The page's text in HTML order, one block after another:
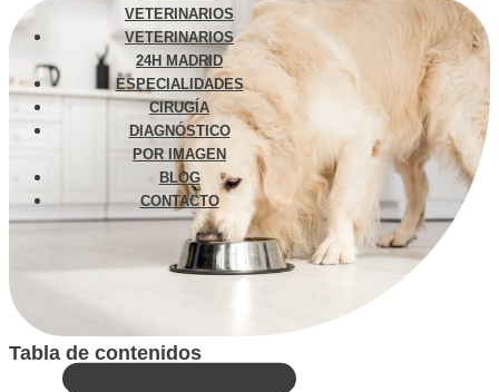
VETERINARIOS
VETERINARIOS
24H MADRID
ESPECIALIDADES
CIRUGÍA
DIAGNÓSTICO
POR IMAGEN
BLOG
CONTACTO
Tabla de contenidos